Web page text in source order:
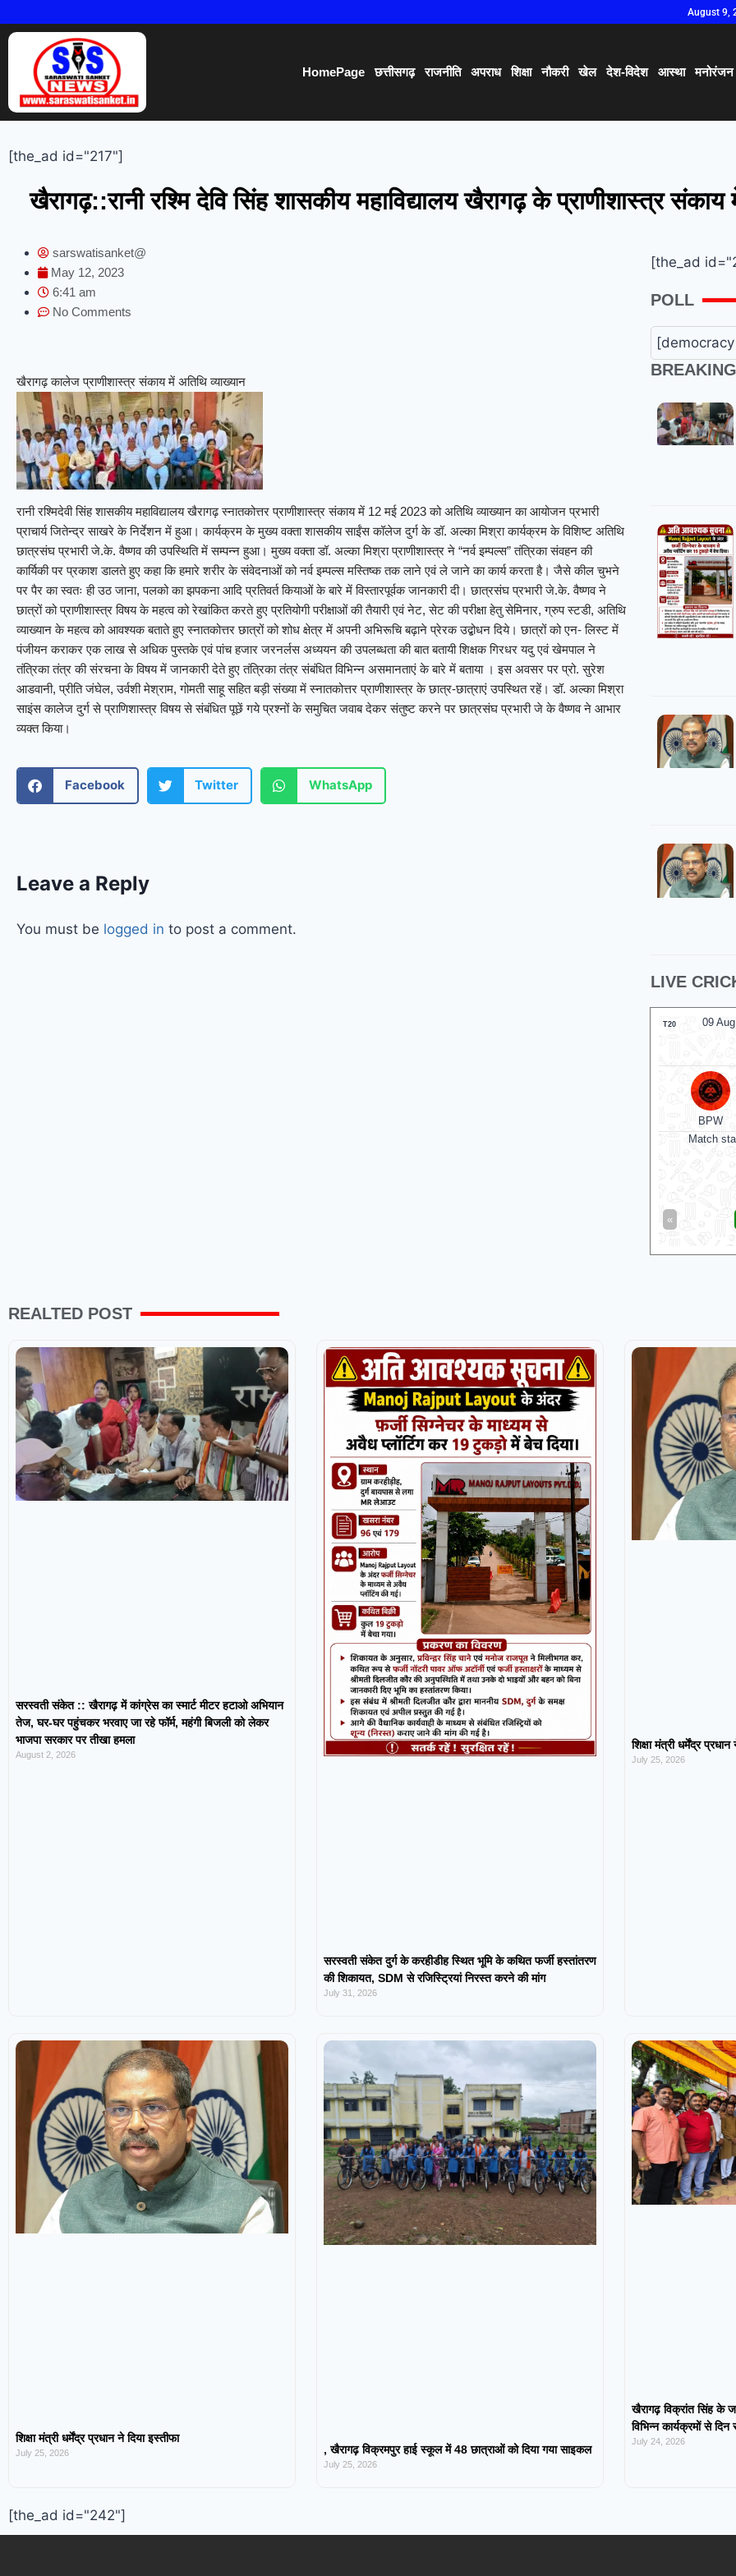
August 9,
HomePage छत्तीसगढ़ राजनीति अपराध शिक्षा नौकरी खेल देश-विदेश आस्था मनोरंजन
[the_ad id="217"]
खैरागढ़::रानी रश्मि देवि सिंह शासकीय महाविद्यालय खैरागढ़ के प्राणीशास्त्र संकाय
sarswatisanket@
May 12, 2023
6:41 am
No Comments
खैरागढ़ कालेज प्राणीशास्त्र संकाय में अतिथि व्याख्यान
रानी रश्मिदेवी सिंह शासकीय महाविद्यालय खैरागढ़ स्नातकोत्तर प्राणीशास्त्र संकाय में 12 मई 2023 को अतिथि व्याख्यान का आयोजन प्रभारी
प्राचार्य जितेन्द्र साखरे के निर्देशन में हुआ। कार्यक्रम के मुख्य वक्ता शासकीय साईंस कॉलेज दुर्ग के डॉ. अल्का मिश्रा कार्यक्रम के विशिष्ट अतिथि
छात्रसंघ प्रभारी जे.के. वैष्णव की उपस्थिति में सम्पन्न हुआ। मुख्य वक्ता डॉ. अल्का मिश्रा प्राणीशास्त्र ने “नर्व इम्पल्स” तंत्रिका संवहन की
कार्यिकी पर प्रकाश डालते हुए कहा कि हमारे शरीर के संवेदनाओं को नर्व इम्पल्स मस्तिष्क तक लाने एवं ले जाने का कार्य करता है। जैसे कील चुभने
पर पैर का स्वतः ही उठ जाना, पलको का झपकना आदि प्रतिवर्त कियाओं के बारे में विस्तारपूर्वक जानकारी दी। छात्रसंघ प्रभारी जे.के. वैष्णव ने
छात्रों को प्राणीशास्त्र विषय के महत्व को रेखांकित करते हुए प्रतियोगी परीक्षाओं की तैयारी एवं नेट, सेट की परीक्षा हेतु सेमिनार, ग्रुप स्टडी, अतिथि
व्याख्यान के महत्व को आवश्यक बताते हुए स्नातकोत्तर छात्रों को शोध क्षेत्र में अपनी अभिरूचि बढ़ाने प्रेरक उद्बोधन दिये। छात्रों को एन- लिस्ट में
पंजीयन कराकर एक लाख से अधिक पुस्तके एवं पांच हजार जरनर्लस अध्ययन की उपलब्धता की बात बतायी शिक्षक गिरधर यदु एवं खेमपाल ने
तंत्रिका तंत्र की संरचना के विषय में जानकारी देते हुए तंत्रिका तंत्र संबंधित विभिन्न असमानताएं के बारे में बताया । इस अवसर पर प्रो. सुरेश
आडवानी, प्रीति जंघेल, उर्वशी मेश्राम, गोमती साहू सहित बड़ी संख्या में स्नातकोत्तर प्राणीशास्त्र के छात्र-छात्राएं उपस्थित रहें। डॉ. अल्का मिश्रा
साइंस कालेज दुर्ग से प्राणिशास्त्र विषय से संबंधित पूछें गये प्रश्नों के समुचित जवाब देकर संतुष्ट करने पर छात्रसंघ प्रभारी जे के वैष्णव ने आभार
व्यक्त किया।
Facebook Twitter WhatsApp
Leave a Reply
You must be logged in to post a comment.
[the_ad
POLL
LIVE
09
T20
BPW
Match
«
REALTED POST
सरस्वती संकेत :: खैरागढ़ में कांग्रेस का स्मार्ट मीटर हटाओ अभियान
तेज, घर-घर पहुंचकर भरवाए जा रहे फॉर्म, महंगी बिजली को लेकर
भाजपा सरकार पर तीखा हमला
August 2, 2026
सरस्वती संकेत दुर्ग के करहीडीह स्थित भूमि के कथित फर्जी हस्तांतरण
की शिकायत, SDM से रजिस्ट्रियां निरस्त करने की मांग
July 31, 2026
शिक्षा मंत्री धर्मेंद्र
July 25, 2026
शिक्षा मंत्री धर्मेंद्र प्रधान ने दिया इस्तीफा
July 25, 2026 , खैरागढ़ विक्रमपुर हाई स्कूल में 48 छात्राओं को दिया गया साइकल
July 25, 2026
खैरागढ़ विक्रांत सिंह के
विभिन्न कार्यक्रमों से दिन
July 24, 2026
[the_ad id="242"]